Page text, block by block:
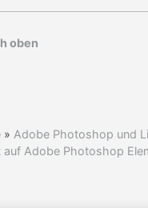
oben
» Adobe Photoshop und
auf Adobe Photoshop